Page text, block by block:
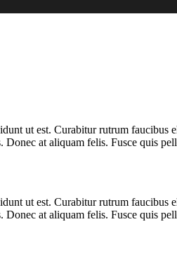
ut est. Curabitur rutrum
Donec at aliquam felis. Fusce quis
ut est. Curabitur rutrum
Donec at aliquam felis. Fusce quis